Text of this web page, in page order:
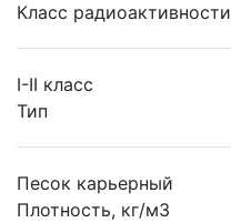
Класс радиоактивности
I-II класс
Тип
Песок карьерный
Плотность, кг/м3